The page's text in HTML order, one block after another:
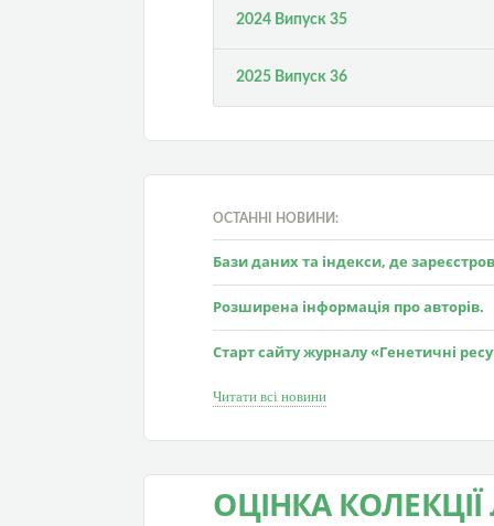
2024 Випуск 35
2025 Випуск 36
ОСТАННІ НОВИНИ:
Бази даних та індекси, де
Розширена інформація про авторів.
Старт сайту журналу «Генетичні
Читати всі новини
ОЦІНКА